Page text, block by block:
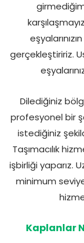
gerçekleştiririz.
Dilediğiniz
profesyonel bir
istediğiniz
Taşımacılık
işbirliği yaparız.
minimum
Kaplanlar